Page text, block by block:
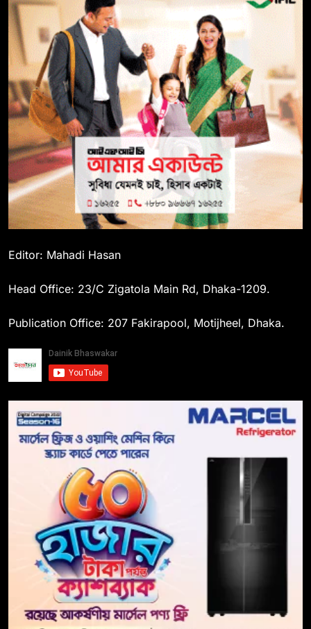
Editor: Mahadi Hasan
Head Office: 23/C Zigatola Main Rd, Dhaka-1209.
Publication Office: 207 Fakirapool, Motijheel, Dhaka.